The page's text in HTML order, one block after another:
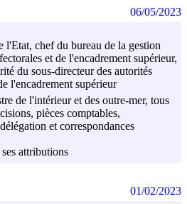
l'Etat, chef du bureau de la gestion
et de l'encadrement supérieur,
du sous-directeur des autorités
l'encadrement supérieur
de l'intérieur et des outre-mer, tous
pièces comptables,
et correspondances
attributions
06/05/2023
01/02/2023